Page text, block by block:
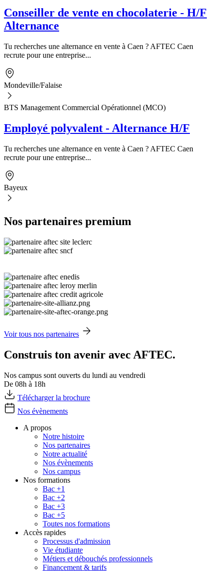
Conseiller de vente en chocolaterie - H/F
Alternance
Tu recherches une alternance en vente à Caen ? AFTEC Caen
recrute pour une entreprise...
Mondeville/Falaise
BTS Management Commercial Opérationnel (MCO)
Employé polyvalent - Alternance H/F
Tu recherches une alternance en vente à Caen ? AFTEC Caen
recrute pour une entreprise...
Bayeux
Nos partenaires premium
Voir tous nos partenaires
Construis ton avenir avec AFTEC.
Nos campus sont ouverts du lundi au vendredi
De 08h à 18h
Télécharger la brochure
Nos évènements
A propos
Notre histoire
Nos partenaires
Notre actualité
Nos évènements
Nos campus
Nos formations
Bac +1
Bac +2
Bac +3
Bac +5
Toutes nos formations
Accès rapides
Processus d'admission
Vie étudiante
Métiers et débouchés professionnels
Financement & tarifs